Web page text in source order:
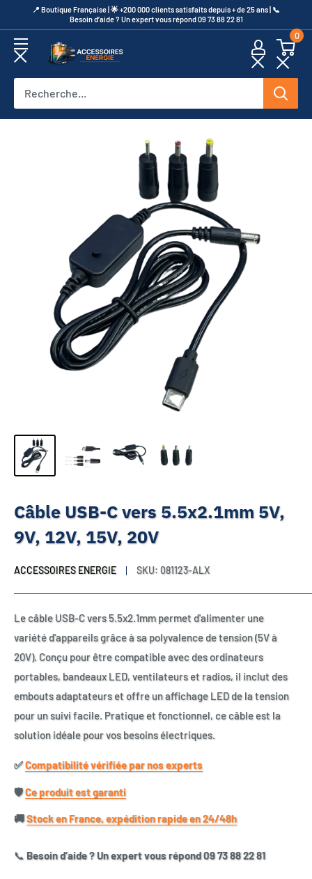
au
contenu
​📍​ Boutique Française | 🌟 +200 000 clients satisfaits depuis + de 25 ans | 📞​
Besoin d’aide ? Un expert vous répond 09 73 88 22 81
Accessoires
0
Câble USB-C vers 5.5x2.1mm 5V,
9V, 12V, 15V, 20V
ACCESSOIRES ENERGIE SKU: 081123-ALX
Le câble USB-C vers 5.5x2.1mm permet d'alimenter une
variété d'appareils grâce à sa polyvalence de tension (5V à
20V). Conçu pour être compatible avec des ordinateurs
portables, bandeaux LED, ventilateurs et radios, il inclut des
embouts adaptateurs et offre un affichage LED de la tension
pour un suivi facile. Pratique et fonctionnel, ce câble est la
solution idéale pour vos besoins électriques.
✅​Compatibilité vérifiée par nos experts
🛡️​Ce produit est garanti
🚚​Stock en France, expédition rapide en 24/48h
📞 Besoin d’aide ? Un expert vous répond 09 73 88 22 81